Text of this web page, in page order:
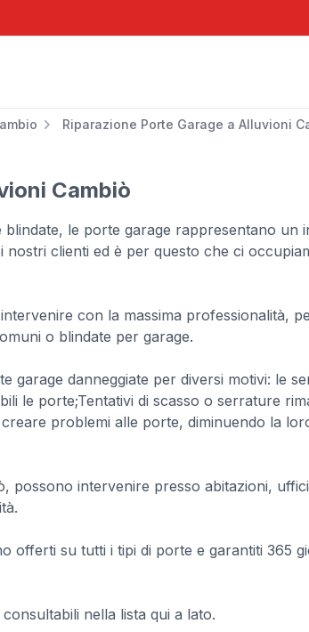
Riparazione Porte Garage a Alluvioni
Cambiò
le porte garage rappresentano un
clienti ed è per questo che ci
con la massima professionalità,
o blindate per garage.
garage danneggiate per diversi motivi: le
le porte;Tentativi di scasso o serrature
problemi alle porte, diminuendo la
possono intervenire presso abitazioni,
offerti su tutti i tipi di porte e garantiti 365
nella lista qui a lato.